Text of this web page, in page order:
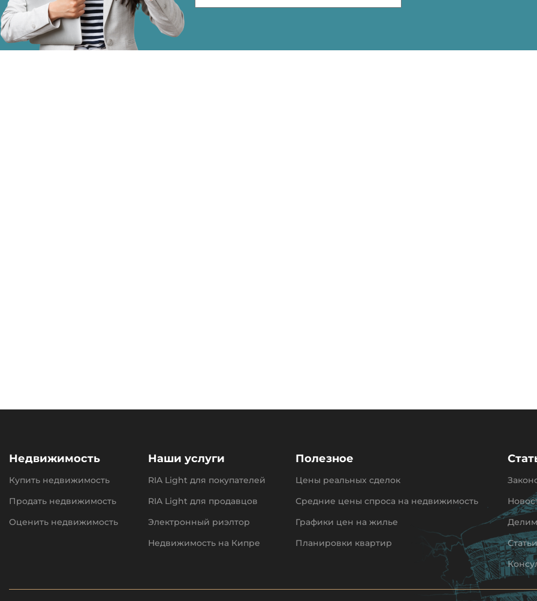
Недвижимость
Купить недвижимость
Продать недвижимость
Оценить недвижимость
Наши услуги
RIA Light для покупателей
RIA Light для продавцов
Электронный риэлтор
Недвижимость на Кипре
Полезное
Цены реальных сделок
Средние цены спроса на недвижимость
Графики цен на жилье
Планировки квартир